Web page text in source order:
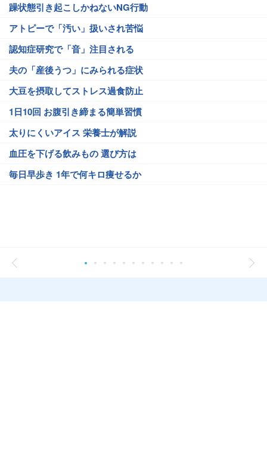
躁状態引き起こしかねないNG行動
アトピーで「汚い」扱いされ苦悩
認知症研究で「音」注目される
夫の「産後うつ」にみられる症状
大豆を摂取してストレス過食防止
1日10回 お腹引き締まる簡単習慣
太りにくいアイス 栄養士が解説
血圧を下げる飲みもの 選び方は
毎日早歩き 1年で何キロ痩せるか